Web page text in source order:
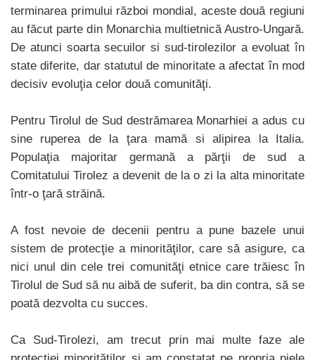
terminarea primului război mondial, aceste două regiuni
au făcut parte din Monarchia multietnică Austro-Ungară.
De atunci soarta secuilor si sud-tirolezilor a evoluat în
state diferite, dar statutul de minoritate a afectat în mod
decisiv evoluţia celor două comunităţi.
Pentru Tirolul de Sud destrămarea Monarhiei a adus cu
sine ruperea de la ţara mamă si alipirea la Italia.
Populaţia majoritar germană a părţii de sud a
Comitatului Tirolez a devenit de la o zi la alta minoritate
într-o ţară străină.
A fost nevoie de decenii pentru a pune bazele unui
sistem de protecţie a minorităţilor, care să asigure, ca
nici unul din cele trei comunităţi etnice care trăiesc în
Tirolul de Sud să nu aibă de suferit, ba din contra, să se
poată dezvolta cu succes.
Ca Sud-Tirolezi, am trecut prin mai multe faze ale